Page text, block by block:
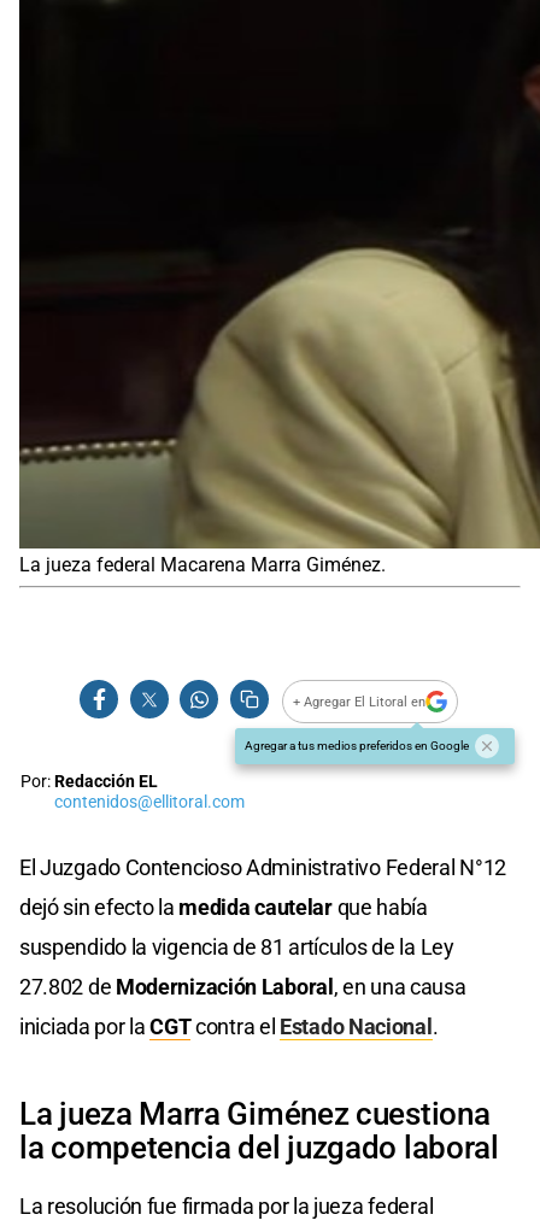
La jueza federal Macarena Marra Giménez.
+ Agregar El Litoral en
Agregar a tus medios preferidos en Google
Por:Redacción EL
contenidos@ellitoral.com
El Juzgado Contencioso Administrativo Federal N°12
dejó sin efecto la medida cautelarque había
suspendido la vigencia de 81 artículos de la Ley
27.802 de Modernización Laboral , en una causa
iniciada por la CGTcontra el Estado Nacional .
La jueza Marra Giménez cuestiona
la competencia del juzgado laboral
La resolución fue firmada por la jueza federal